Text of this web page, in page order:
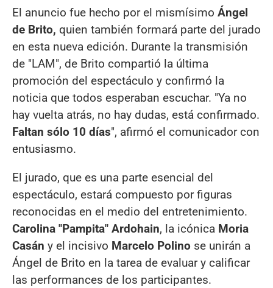
El anuncio fue hecho por el mismísimo Ángel
de Brito, quien también formará parte del jurado
en esta nueva edición. Durante la transmisión
de "LAM", de Brito compartió la última
promoción del espectáculo y confirmó la
noticia que todos esperaban escuchar. "Ya no
hay vuelta atrás, no hay dudas, está confirmado.
Faltan sólo 10 días", afirmó el comunicador con
entusiasmo.
El jurado, que es una parte esencial del
espectáculo, estará compuesto por figuras
reconocidas en el medio del entretenimiento.
Carolina "Pampita" Ardohain, la icónica Moria
Casán y el incisivo Marcelo Polino se unirán a
Ángel de Brito en la tarea de evaluar y calificar
las performances de los participantes.